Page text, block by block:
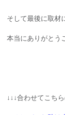
そして最後に取材
本当にありがとう
↓↓↓合わせてこち